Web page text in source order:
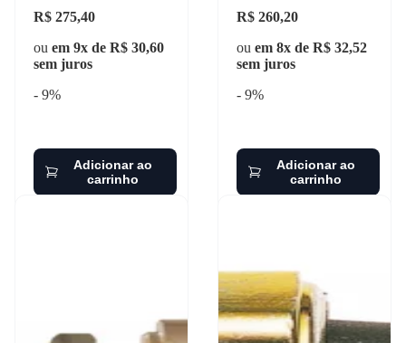
R$ 275,40
ou em 9x de R$ 30,60
sem juros
- 9%
Adicionar ao
carrinho
R$ 260,20
ou em 8x de R$ 32,52
sem juros
- 9%
Adicionar ao
carrinho